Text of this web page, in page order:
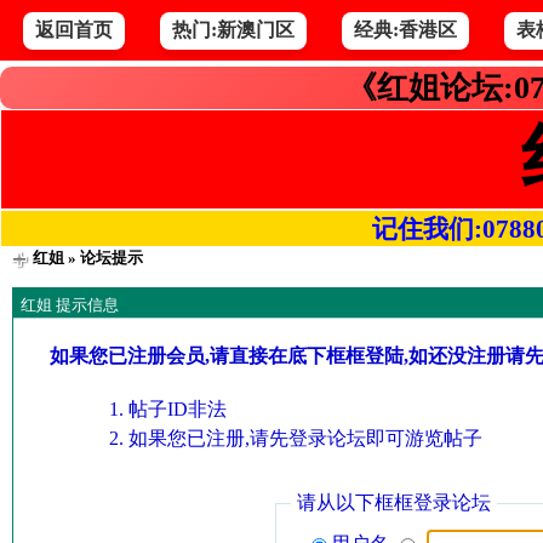
返回首页 热门:新澳门区 经典:香港区 表
《红姐论坛
记住我们
红姐» 论坛提示
红姐 提示信息
如果您已注册会员,请直接在底下框框登陆,如还没注册请
帖子ID非法
如果您已注册,请先登录论坛即可游览帖子
请从以下框框登录论坛